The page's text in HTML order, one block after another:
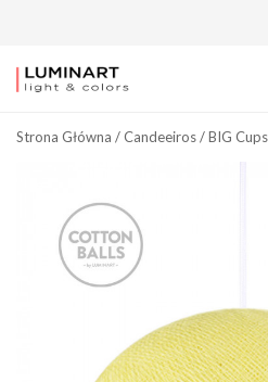
Strona Główna /Candeeiros/BIG Cups